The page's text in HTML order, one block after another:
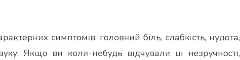
симптомів: головний біль, слабкість, нудота,
Якщо ви коли-небудь відчували ці незручності,